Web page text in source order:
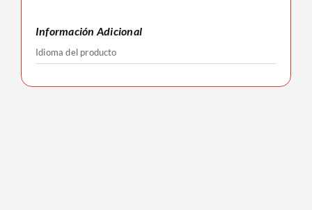
Información Adicional
Idioma del producto